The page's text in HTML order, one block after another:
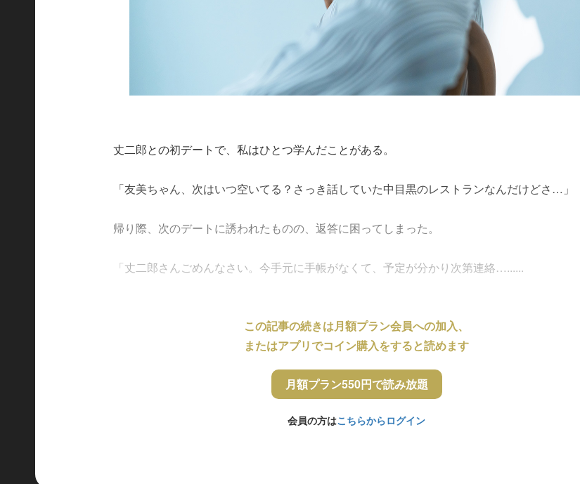
丈二郎との初デートで、私はひとつ学んだことがある。
「友美ちゃん、次はいつ空いてる？さっき話していた中目黒のレストランなんだけどさ…」
帰り際、次のデートに誘われたものの、返答に困ってしまった。
「丈二郎さんごめんなさい。今手元に手帳がなくて、予定が分かり次第連絡…......
この記事の続きは月額プラン会員への加入、
またはアプリでコイン購入をすると読めます
月額プラン550円で読み放題
会員の方はこちらからログイン